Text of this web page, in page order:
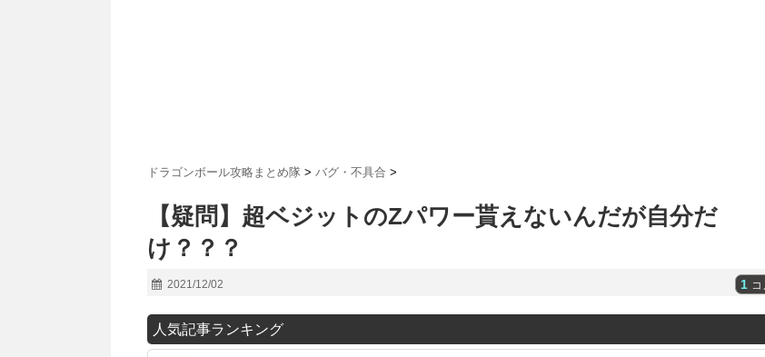
ドラゴンボール攻略まとめ隊 > バグ・不具合 >
【疑問】超ベジットのZパワー貰えないんだが自分だ
け？？？
2021/12/02 1 コ
人気記事ランキング